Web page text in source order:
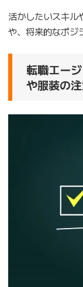
活かしたいスキル
や、将来的なポジ
転職エー
や服装の